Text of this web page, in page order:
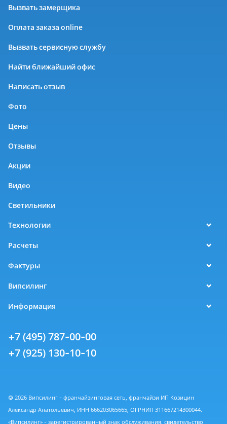
Вызвать замерщика
Оплата заказа online
Вызвать сервисную службу
Найти ближайший офис
Написать отзыв
Фото
Цены
Отзывы
Акции
Видео
Светильники
Технологии
Расчеты
Фактуры
Випсилинг
Информация
+7 (495) 787-00-00
+7 (925) 130-10-10
© 2026 Випсилинг - франчайзинговая сеть, франчайзи ИП Козицин
Александр Анатольевич, ИНН 666203065665, ОГРНИП 311667214300044.
«Випсилинг» - зарегистрированный знак обслуживания, свидетельство